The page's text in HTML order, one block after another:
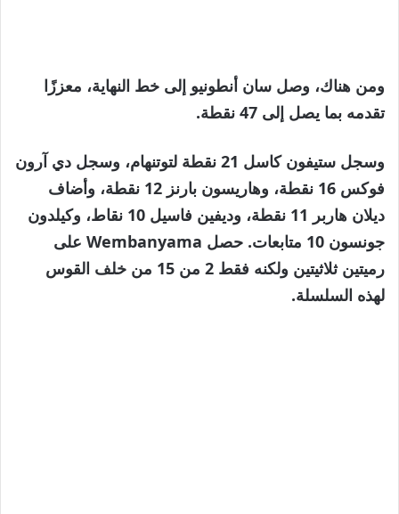
ومن هناك، وصل سان أنطونيو إلى خط النهاية، معززًا
تقدمه بما يصل إلى 47 نقطة.
وسجل ستيفون كاسل 21 نقطة لتوتنهام، وسجل دي آرون
فوكس 16 نقطة، وهاريسون بارنز 12 نقطة، وأضاف
ديلان هاربر 11 نقطة، وديفين فاسيل 10 نقاط، وكيلدون
جونسون 10 متابعات. حصل Wembanyama على
رميتين ثلاثيتين ولكنه فقط 2 من 15 من خلف القوس
لهذه السلسلة.